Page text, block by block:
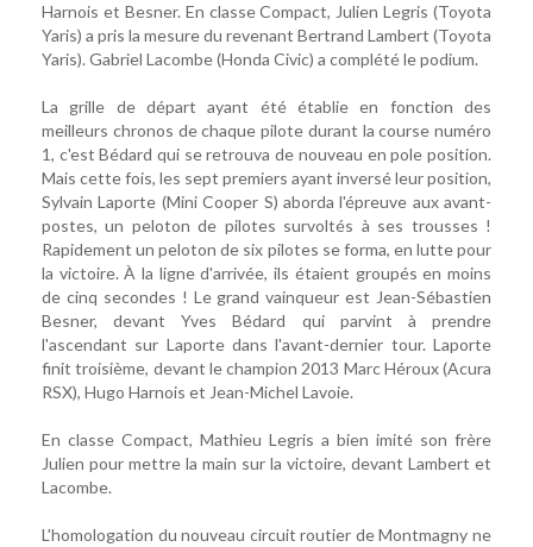
Harnois et Besner. En classe Compact, Julien Legris (Toyota
Yaris) a pris la mesure du revenant Bertrand Lambert (Toyota
Yaris). Gabriel Lacombe (Honda Civic) a complété le podium.
La grille de départ ayant été établie en fonction des
meilleurs chronos de chaque pilote durant la course numéro
1, c'est Bédard qui se retrouva de nouveau en pole position.
Mais cette fois, les sept premiers ayant inversé leur position,
Sylvain Laporte (Mini Cooper S) aborda l'épreuve aux avant-
postes, un peloton de pilotes survoltés à ses trousses !
Rapidement un peloton de six pilotes se forma, en lutte pour
la victoire. À la ligne d'arrivée, ils étaient groupés en moins
de cinq secondes ! Le grand vainqueur est Jean-Sébastien
Besner, devant Yves Bédard qui parvint à prendre
l'ascendant sur Laporte dans l'avant-dernier tour. Laporte
finit troisième, devant le champion 2013 Marc Héroux (Acura
RSX), Hugo Harnois et Jean-Michel Lavoie.
En classe Compact, Mathieu Legris a bien imité son frère
Julien pour mettre la main sur la victoire, devant Lambert et
Lacombe.
L'homologation du nouveau circuit routier de Montmagny ne